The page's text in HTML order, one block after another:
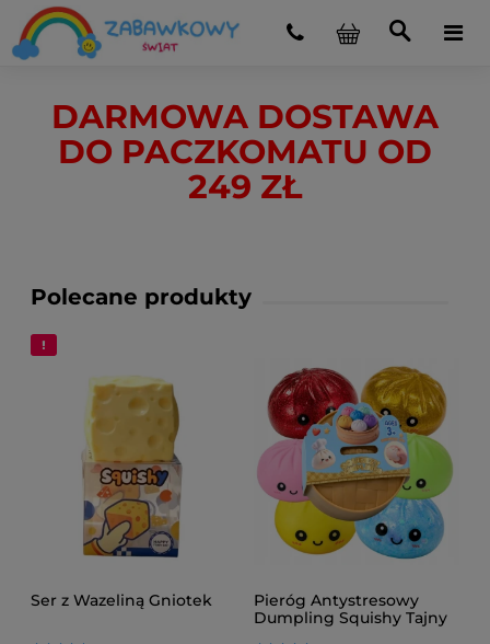
DARMOWA DOSTAWA
DO PACZKOMATU OD
249 ZŁ
Polecane produkty
Ser z Wazeliną Gniotek
Pieróg Antystresowy
Dumpling Squishy Tajny